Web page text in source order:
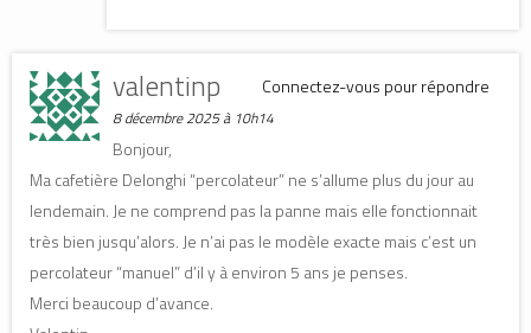
Connectez-vous pour répondre
valentinp
8 décembre 2025 à 10h14
Bonjour,
Ma cafetière Delonghi “percolateur” ne s’allume plus du jour au
lendemain. Je ne comprend pas la panne mais elle fonctionnait
très bien jusqu’alors. Je n’ai pas le modèle exacte mais c’est un
percolateur “manuel” d’il y à environ 5 ans je penses.
Merci beaucoup d’avance.